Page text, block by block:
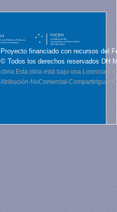
Proyecto financiado con recursos del
© Todos los derechos reservados DH
cbna Esta obra está bajo una Licencia
Atribución-NoComercial-CompartirIgual